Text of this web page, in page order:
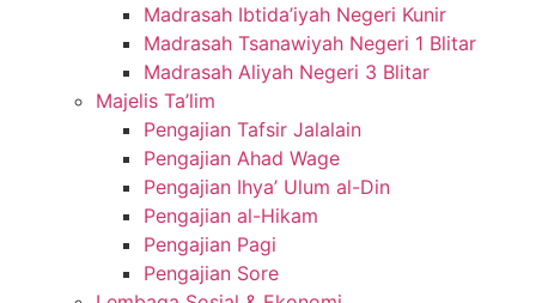
Madrasah Ibtida’iyah Negeri Kunir
Madrasah Tsanawiyah Negeri 1 Blitar
Madrasah Aliyah Negeri 3 Blitar
Majelis Ta’lim
Pengajian Tafsir Jalalain
Pengajian Ahad Wage
Pengajian Ihya’ Ulum al-Din
Pengajian al-Hikam
Pengajian Pagi
Pengajian Sore